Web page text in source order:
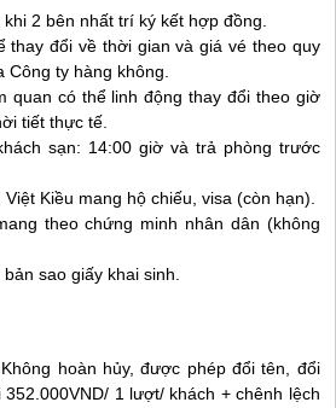
2 bên nhất trí ký kết hợp đồng.
thay đổi về thời gian và giá vé theo quy
Công ty hàng không.
quan có thể linh động thay đổi theo giờ
tiết thực tế.
sạn: 14:00 giờ và trả phòng trước
Kiều mang hộ chiếu, visa (còn hạn).
theo chứng minh nhân dân (không
sao giấy khai sinh.
hoàn hủy, được phép đổi tên, đổi
1 lượt/ khách + chênh lệch